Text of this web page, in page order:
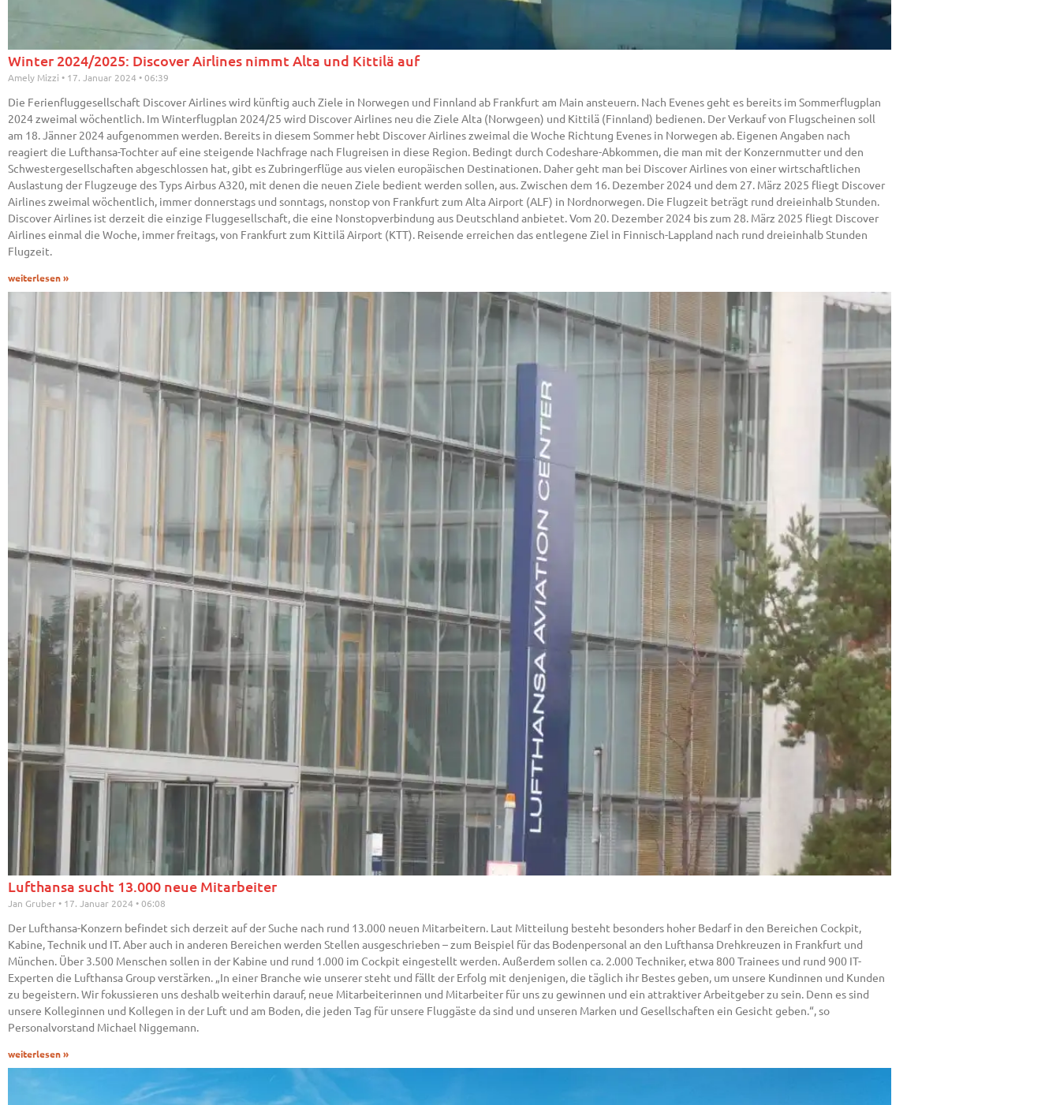
Winter 2024/2025: Discover Airlines nimmt Alta und Kittilä auf
Amely Mizzi 17. Januar 2024 06:39
Die Ferienfluggesellschaft Discover Airlines wird künftig auch Ziele in Norwegen und Finnland ab Frankfurt am Main ansteuern. Nach Evenes geht es bereits im Sommerflugplan
2024 zweimal wöchentlich. Im Winterflugplan 2024/25 wird Discover Airlines neu die Ziele Alta (Norwgeen) und Kittilä (Finnland) bedienen. Der Verkauf von Flugscheinen soll
am 18. Jänner 2024 aufgenommen werden. Bereits in diesem Sommer hebt Discover Airlines zweimal die Woche Richtung Evenes in Norwegen ab. Eigenen Angaben nach
reagiert die Lufthansa-Tochter auf eine steigende Nachfrage nach Flugreisen in diese Region. Bedingt durch Codeshare-Abkommen, die man mit der Konzernmutter und den
Schwestergesellschaften abgeschlossen hat, gibt es Zubringerflüge aus vielen europäischen Destinationen. Daher geht man bei Discover Airlines von einer wirtschaftlichen
Auslastung der Flugzeuge des Typs Airbus A320, mit denen die neuen Ziele bedient werden sollen, aus. Zwischen dem 16. Dezember 2024 und dem 27. März 2025 fliegt Discover
Airlines zweimal wöchentlich, immer donnerstags und sonntags, nonstop von Frankfurt zum Alta Airport (ALF) in Nordnorwegen. Die Flugzeit beträgt rund dreieinhalb Stunden.
Discover Airlines ist derzeit die einzige Fluggesellschaft, die eine Nonstopverbindung aus Deutschland anbietet. Vom 20. Dezember 2024 bis zum 28. März 2025 fliegt Discover
Airlines einmal die Woche, immer freitags, von Frankfurt zum Kittilä Airport (KTT). Reisende erreichen das entlegene Ziel in Finnisch-Lappland nach rund dreieinhalb Stunden
Flugzeit.
weiterlesen »
Lufthansa sucht 13.000 neue Mitarbeiter
Jan Gruber 17. Januar 2024 06:08
Der Lufthansa-Konzern befindet sich derzeit auf der Suche nach rund 13.000 neuen Mitarbeitern. Laut Mitteilung besteht besonders hoher Bedarf in den Bereichen Cockpit,
Kabine, Technik und IT. Aber auch in anderen Bereichen werden Stellen ausgeschrieben – zum Beispiel für das Bodenpersonal an den Lufthansa Drehkreuzen in Frankfurt und
München. Über 3.500 Menschen sollen in der Kabine und rund 1.000 im Cockpit eingestellt werden. Außerdem sollen ca. 2.000 Techniker, etwa 800 Trainees und rund 900 IT-
Experten die Lufthansa Group verstärken. „In einer Branche wie unserer steht und fällt der Erfolg mit denjenigen, die täglich ihr Bestes geben, um unsere Kundinnen und Kunden
zu begeistern. Wir fokussieren uns deshalb weiterhin darauf, neue Mitarbeiterinnen und Mitarbeiter für uns zu gewinnen und ein attraktiver Arbeitgeber zu sein. Denn es sind
unsere Kolleginnen und Kollegen in der Luft und am Boden, die jeden Tag für unsere Fluggäste da sind und unseren Marken und Gesellschaften ein Gesicht geben.“, so
Personalvorstand Michael Niggemann.
weiterlesen »